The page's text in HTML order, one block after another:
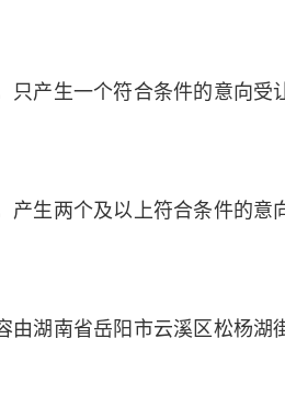
只产生一个符合条件的意向
产生两个及以上符合条件的
由湖南省岳阳市云溪区松杨